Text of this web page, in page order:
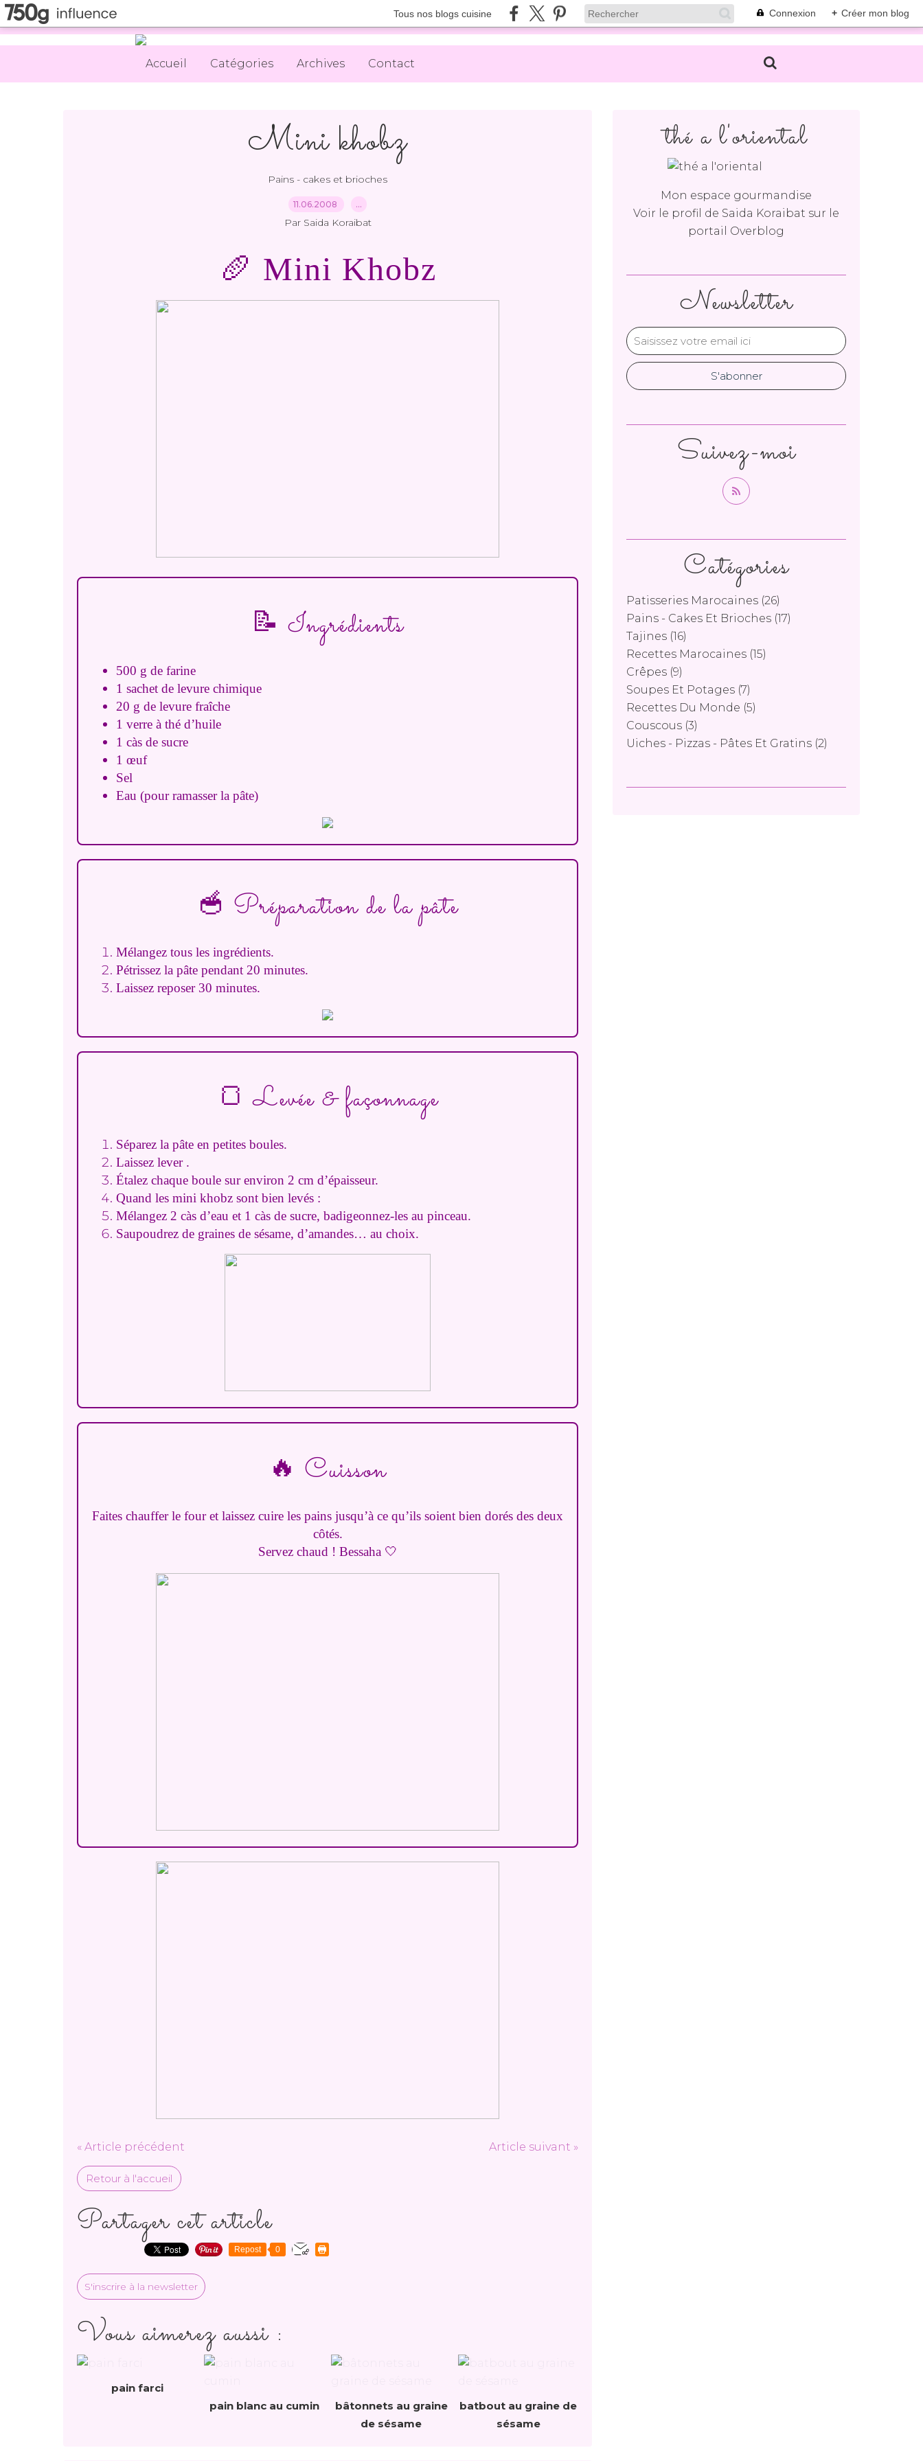
Tous nos blogs cuisine Connexion + Créer mon blog
Accueil Catégories Archives Contact
Mini khobz
Pains - cakes et brioches
11.06.2008 …
Par Saida Koraibat
🥖 Mini Khobz
📝 Ingrédients
500 g de farine
1 sachet de levure chimique
20 g de levure fraîche
1 verre à thé d’huile
1 càs de sucre
1 œuf
Sel
Eau (pour ramasser la pâte)
🥣 Préparation de la pâte
Mélangez tous les ingrédients.
Pétrissez la pâte pendant 20 minutes.
Laissez reposer 30 minutes.
🍞 Levée & façonnage
Séparez la pâte en petites boules.
Laissez lever .
Étalez chaque boule sur environ 2 cm d’épaisseur.
Quand les mini khobz sont bien levés :
Mélangez 2 càs d’eau et 1 càs de sucre, badigeonnez-les au pinceau.
Saupoudrez de graines de sésame, d’amandes… au choix.
🔥 Cuisson
Faites chauffer le four et laissez cuire les pains jusqu’à ce qu’ils soient bien dorés des deux
côtés.
Servez chaud ! Bessaha 🤍
« Article précédent Article suivant »
Retour à l'accueil
Partager cet article
Repost 0
S'inscrire à la newsletter
Vous aimerez aussi :
pain farci
pain blanc au cumin
bâtonnets au graine
de sésame
batbout au graine de
sésame
Newsletter
Catégories
Patisseries Marocaines (26)
Pains - Cakes Et Brioches (17)
Tajines (16)
Recettes Marocaines (15)
Crêpes (9)
Soupes Et Potages (7)
Recettes Du Monde (5)
Couscous (3)
Uiches - Pizzas - Pâtes Et Gratins (2)
thé a l'oriental
Mon espace gourmandise
Voir le profil de Saida Koraibat sur le
portail Overblog
Suivez-moi